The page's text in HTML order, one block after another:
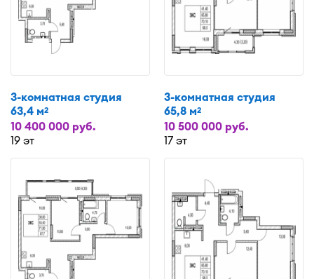
3-комнатная студия
63,4 м2
10 400 000 руб.
19 эт
3-комнатная студия
65,8 м2
10 500 000 руб.
17 эт